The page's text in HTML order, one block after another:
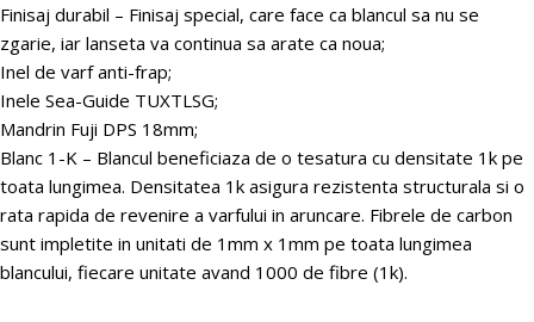
Finisaj durabil – Finisaj special, care face ca blancul sa nu se
zgarie, iar lanseta va continua sa arate ca noua;
Inel de varf anti-frap;
Inele Sea-Guide TUXTLSG;
Mandrin Fuji DPS 18mm;
Blanc 1-K – Blancul beneficiaza de o tesatura cu densitate 1k pe
toata lungimea. Densitatea 1k asigura rezistenta structurala si o
rata rapida de revenire a varfului in aruncare. Fibrele de carbon
sunt impletite in unitati de 1mm x 1mm pe toata lungimea
blancului, fiecare unitate avand 1000 de fibre (1k).